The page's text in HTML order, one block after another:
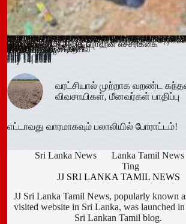
வரட்சியால் முற்றாக வறண்ட கந்தளாய் –
மீனவர்கள் பாதிப்பு
August 3, 2026
ஓகஸ்ட் நடுப்பகுதி வரை அபாயம் – வவுனியாவிலும்
டெங்கு உறுதி
July 16, 2026
இளைஞர்களை போதைக்கு இட்டுச் செல்லும் சமூக
விளம்பரங்கள் – அஜித் ரொஹன எச்சரிக்கை
July 15, 2026
காலி சிறையை குறிவைத்து போதைப்பொருள்
முறியடிப்பு
July 15, 2026
வவுனியா மாநகர முதல்வரை பதவி நீக்கும்
இடைக்காலத் தடை நீடிப்பு
July 15, 2026
கந்தளாயில் பொலிஸ் விசேட சோதனை!
July 15, 2026
வவுனியா – போகஸ்வெவ வீதி (B442)
ஆரம்பம்!
July 15, 2026
அரச அதிகாரிகளுக்கான விடுமுறை விதிகளில்
அமைச்சரவை ஒப்புதல்
July 15, 2026
மஸ்கெலியா பொலிஸ் பிரிவில் போதைப்பொருளுடன்
கைது!
July 15, 2026
பூநகரி பிரதேச செயலகத்தின் புதிய உதவிப்
கடமையேற்பு!
July 15, 2026
யாழ். மாவட்ட கல்வி அபிவிருத்தி உப குழுக் கூட்டம்!
July 15, 2026
புதுக்குடியிருப்பு பாடசாலையில் பதற்றம்; சக
தாக்கிய மூவர் சிறையில்
July 14, 2026
கல்வயல் நுணாவில் வீதியின் பாலத்திற்கான
விழா!
July 14, 2026
Trending now
வரட்சியால் முற்றாக வறண்ட
விவசாயிகள், மீனவர்கள் பாதிப்பு
எட்டாவது வாரமாகவும் பலாலியில் போராட்டம்!
Sri Lanka News Lanka Tamil News
Ting
JJ SRI LANKA TAMIL NEWS
JJ Sri Lanka Tamil News, popularly known
visited website in Sri Lanka, was launched in
Sri Lankan Tamil blog.